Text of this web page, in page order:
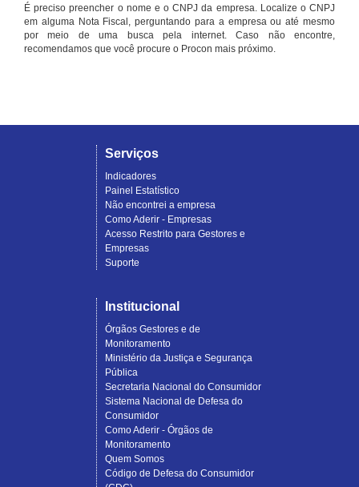
É preciso preencher o nome e o CNPJ da empresa. Localize o CNPJ
em alguma Nota Fiscal, perguntando para a empresa ou até mesmo
por meio de uma busca pela internet. Caso não encontre,
recomendamos que você procure o Procon mais próximo.
Serviços
Indicadores
Painel Estatístico
Não encontrei a empresa
Como Aderir - Empresas
Acesso Restrito para Gestores e
Empresas
Suporte
Institucional
Órgãos Gestores e de
Monitoramento
Ministério da Justiça e Segurança
Pública
Secretaria Nacional do Consumidor
Sistema Nacional de Defesa do
Consumidor
Como Aderir - Órgãos de
Monitoramento
Quem Somos
Código de Defesa do Consumidor